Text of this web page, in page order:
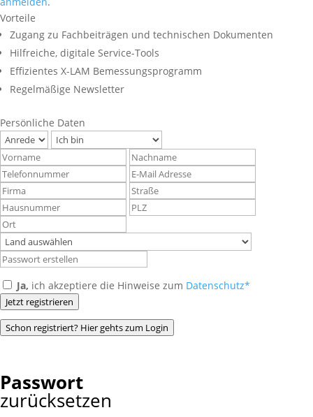
Vorteile
Zugang zu Fachbeiträgen und technischen Dokumenten
Hilfreiche, digitale Service-Tools
Effizientes X-LAM Bemessungsprogramm
Regelmäßige Newsletter
Persönliche Daten
Ja, ich akzeptiere die Hinweise zum Datenschutz*
Jetzt registrieren
Schon registriert? Hier gehts zum Login
Passwort
zurücksetzen